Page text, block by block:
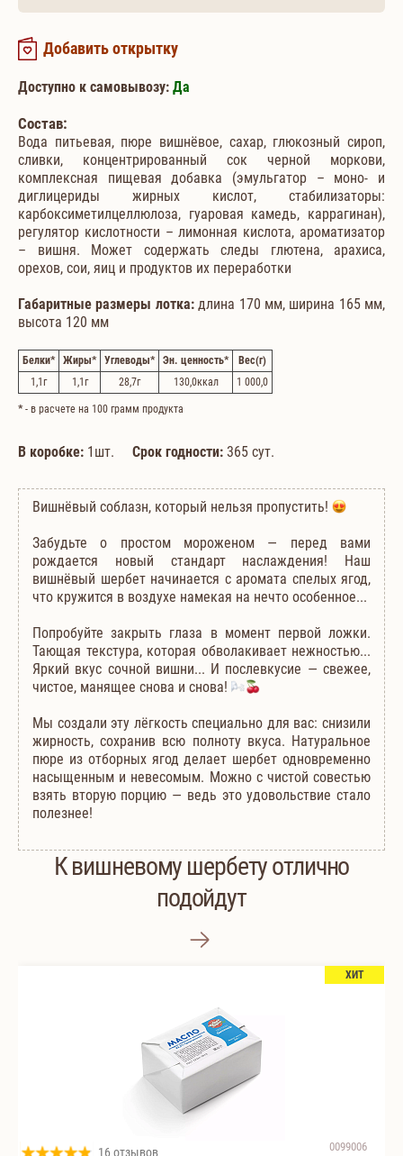
Добавить открытку
Доступно к самовывозу: Да
Состав:
Вода питьевая, пюре вишнёвое, сахар, глюкозный сироп,
сливки, концентрированный сок черной моркови,
комплексная пищевая добавка (эмульгатор – моно- и
диглицериды жирных кислот, стабилизаторы:
карбоксиметилцеллюлоза, гуаровая камедь, каррагинан),
регулятор кислотности – лимонная кислота, ароматизатор
– вишня. Может содержать следы глютена, арахиса,
орехов, сои, яиц и продуктов их переработки
Габаритные размеры лотка:длина 170 мм, ширина 165 мм,
высота 120 мм
Белки* Жиры* Углеводы* Эн. ценность* Вес(г)
1,1г 1,1г 28,7г 130,0ккал 1 000,0
*- в расчете на 100 грамм продукта
В коробке: 1шт. Срок годности: 365 сут.
Вишнёвый соблазн, который нельзя пропустить!
Забудьте о простом мороженом — перед вами
рождается новый стандарт наслаждения! Наш
вишнёвый шербет начинается с аромата спелых ягод,
что кружится в воздухе намекая на нечто особенное...
Попробуйте закрыть глаза в момент первой ложки.
Тающая текстура, которая обволакивает нежностью...
Яркий вкус сочной вишни... И послевкусие — свежее,
чистое, манящее снова и снова!
Мы создали эту лёгкость специально для вас: снизили
жирность, сохранив всю полноту вкуса. Натуральное
пюре из отборных ягод делает шербет одновременно
насыщенным и невесомым. Можно с чистой совестью
взять вторую порцию — ведь это удовольствие стало
полезнее!
К вишневому шербету отлично
подойдут
ХИТ
16 отзывов 0099006